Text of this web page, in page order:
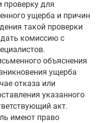
проверку для
ущерба и причин
такой проверки
комиссию с
объяснения
ущерба
отказа или
указанного
акт.
имеют право